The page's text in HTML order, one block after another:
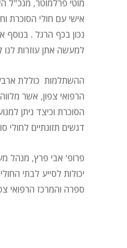
מוטי פרלמוטר, מנכ"ל
אישי עם חולי הסוכרת
נכון בכף הרגל . בנוסף
למעשה אתן עוזרות
ההשתלמות כוללת
הרפואי צפון, אשר
הסוכרת וכיצד ניתן
דגשים תזונתיים לחולי
פרופ' אבי פרץ, מנהל
יכולות לסייע לבתי
ספרה והמרכז הרפואי